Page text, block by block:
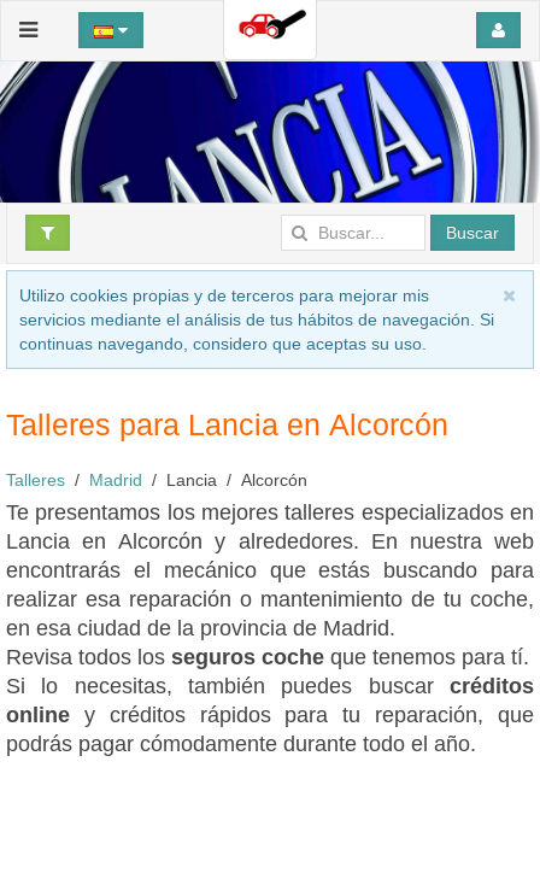
Buscar
Utilizo cookies propias y de terceros para mejorar mis
servicios mediante el análisis de tus hábitos de navegación. Si
continuas navegando, considero que aceptas su uso.
Talleres para Lancia en Alcorcón
Talleres Madrid Lancia Alcorcón
Te presentamos los mejores talleres especializados en
Lancia en Alcorcón y alrededores. En nuestra web
encontrarás el mecánico que estás buscando para
realizar esa reparación o mantenimiento de tu coche,
en esa ciudad de la provincia de Madrid.
Revisa todos los seguros coche que tenemos para tí.
Si lo necesitas, también puedes buscar créditos
online y créditos rápidos para tu reparación, que
podrás pagar cómodamente durante todo el año.